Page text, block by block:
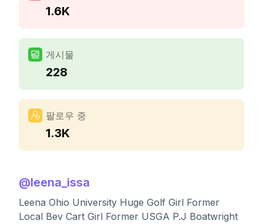
1.6K
게시물
228
팔로우 중
1.3K
@leena_issa
Leena Ohio University Huge Golf Girl Former
Local Bev Cart Girl Former USGA P.J Boatwright